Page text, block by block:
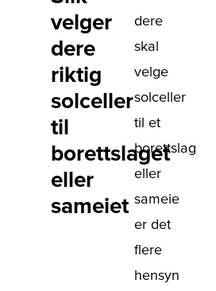
velger
dere
riktig
solceller
til
borettslaget
eller
sameiet
dere
skal
velge
solceller
til et
borettslag
eller
sameie
er det
flere
hensyn